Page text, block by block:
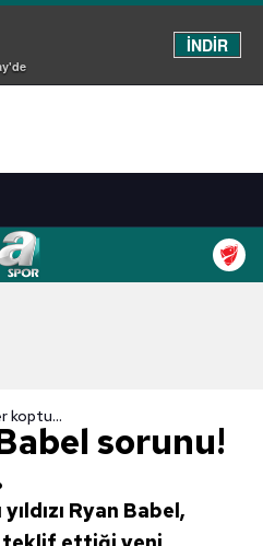
İNDİR
koptu...
sorunu!
Ryan Babel,